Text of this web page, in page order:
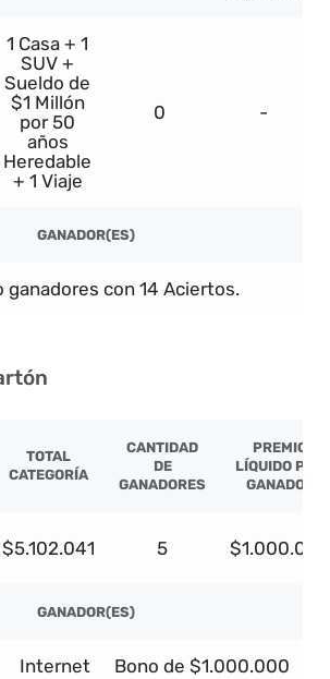
1 Casa + 1
SUV +
Sueldo de
$1 Millón
por 50
años
Heredable
+ 1 Viaje
0 -
GANADOR(ES)
ganadores con 14 Aciertos.
TOTAL
CATEGORÍA
CANTIDAD
DE
GANADORES
PREMIO
LÍQUIDO POR
GANADOR
$5.102.041 5 $1.000.000
GANADOR(ES)
Internet Bono de $1.000.000